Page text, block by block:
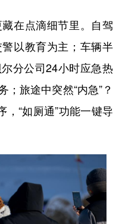
在点滴细节里。自驾
以教育为主；车辆半
分公司24小时应急热
旅途中突然“内急”？
，“如厕通”功能一键导